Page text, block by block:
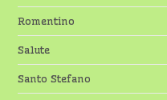
Romentino
Salute
Santo Stefano